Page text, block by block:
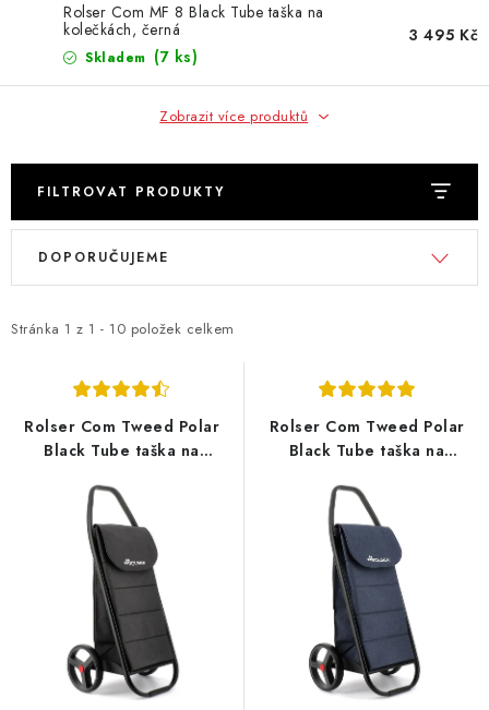
Rolser Com MF 8 Black Tube taška na
kolečkách, černá
Skladem (7 ks)
3 495 Kč
Zobrazit více produktů
FILTROVAT PRODUKTY
V
i
Stránka 1 z 1 - 10 položek celkem
Ř
e
p
DOPORUČUJEME
Rolser Com Tweed Polar
Black Tube taška na
Rolser Com Tweed Polar
Black Tube taška na